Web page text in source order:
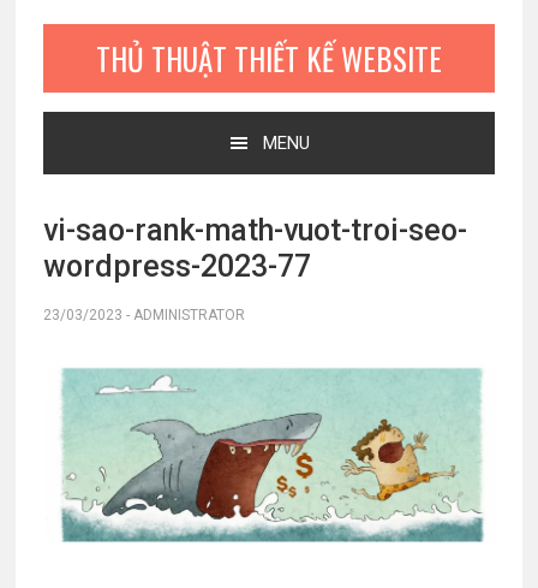
THỦ THUẬT THIẾT KẾ WEBSITE
MENU
vi-sao-rank-math-vuot-troi-seo-
wordpress-2023-77
23/03/2023 - ADMINISTRATOR